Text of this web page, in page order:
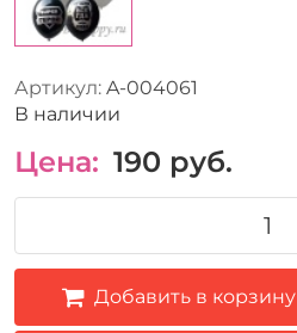
Артикул: A-004061
В наличии
Цена: 190 руб.
Добавить в корзину